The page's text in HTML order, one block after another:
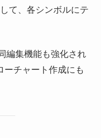
て、各シンボルにテ
編集機能も強化され
ーチャート作成にも